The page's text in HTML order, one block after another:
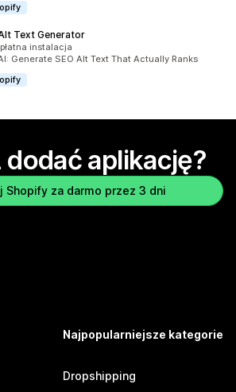
Text Generator
157
instalacja
Generate SEO Alt Text That Actually Ranks
aplikację?
Shopify za darmo przez 3 dni
Najpopularniejsze kategorie
Dropshipping